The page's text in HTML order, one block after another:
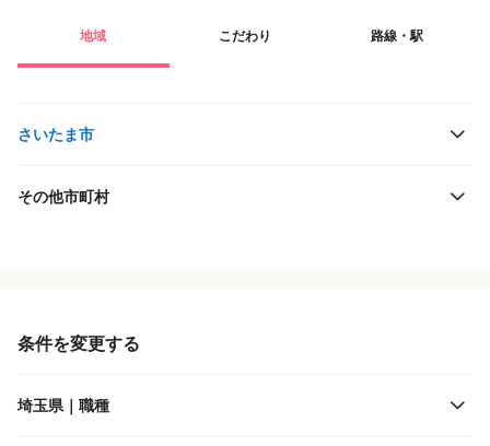
地域 こだわり 路線・駅
さいたま市
その他市町村
条件を変更する
埼玉県｜職種